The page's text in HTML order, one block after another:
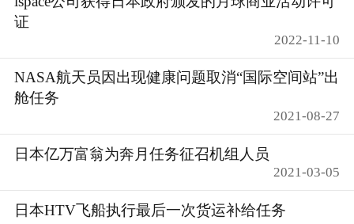
证
2022-11-10
NASA航天员因出现健康问题取消“国际空间站”出
舱任务
2021-08-27
日本亿万富翁为奔月任务征召机组人员
2021-03-05
日本HTV飞船执行最后一次货运补给任务